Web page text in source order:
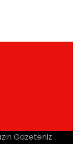
Gazeteniz